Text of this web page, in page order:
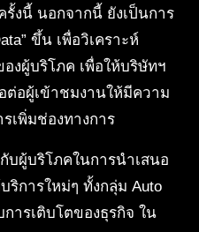
รั้งนี้ นอกจากนี้ ยังเป็นการ
ขึ้น เพื่อวิเคราะห์
งผู้บริโภค เพื่อให้บริษัทฯ
ต่อผู้เข้าชมงานให้มีความ
เพิ่มช่องทางการ
บผู้บริโภคในการนำเสนอ
การใหม่ๆ ทั้งกลุ่ม Auto
การเติบโตของธุรกิจ ใน